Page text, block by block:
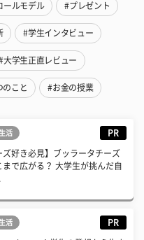
ールモデル #プレゼント
#学生インタビュー
大学生正直レビュー
のこと #お金の授業
活 PR
ズ好き必見】ブッラータチーズ
まで広がる？ 大学生が挑んだ自
活 PR